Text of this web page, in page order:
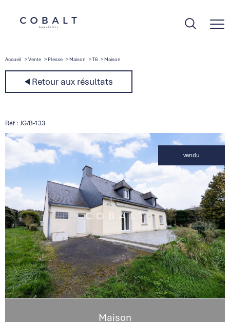
Accueil Vente Plesse Maison T6 Maison
Retour aux résultats
Réf : JG/B-133
vendu
Maison